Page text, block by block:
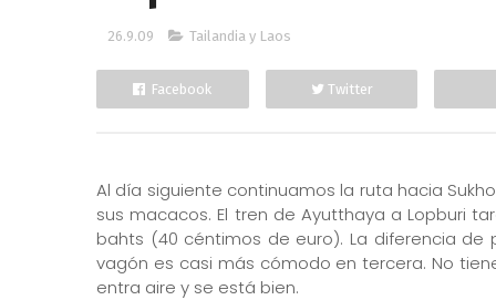
26.9.09 Tailandia y Laos
Facebook Twitter
Al día siguiente continuamos la ruta hacia
sus macacos. El tren de Ayutthaya a Lopburi
bahts (40 céntimos de euro). La diferencia
vagón es casi más cómodo en tercera. No
entra aire y se está bien.